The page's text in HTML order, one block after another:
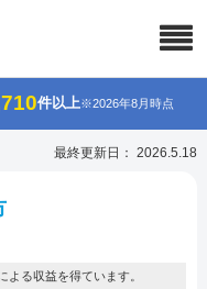
件以上※2026年8月時点
最終更新日： 2026.5.18
る収益を得ています。